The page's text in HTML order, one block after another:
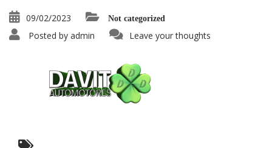
09/02/2023 Not categorized
Posted by admin Leave your thoughts